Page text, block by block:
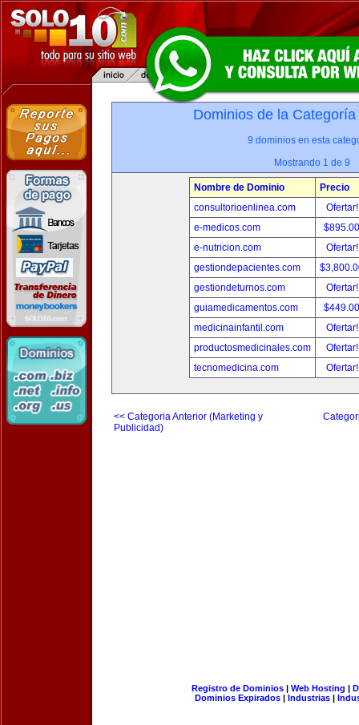
Dominios de la
9 dominios en esta
Mostrando 1 de 9
Nombre de Dominio
Precio
consultorioenlinea.com
e-medicos.com
e-nutricion.com
gestiondepacientes.com
gestiondeturnos.com
guiamedicamentos.com
medicinainfantil.com
productosmedicinales.com
tecnomedicina.com
<< Categoria Anterior (Marketing y
Publicidad)
Registro de Dominios| Web Hosting |
Dominios Expirados | Industrias |